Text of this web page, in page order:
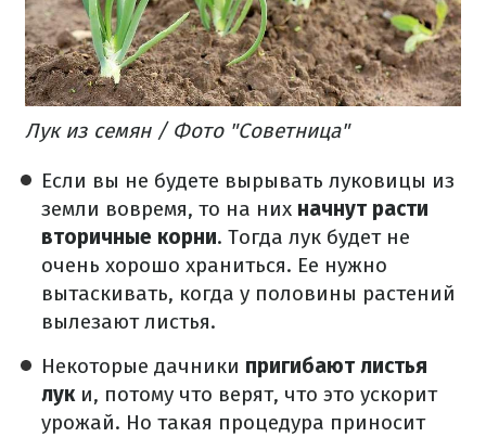
Лук из семян / Фото "Советница"
Если вы не будете вырывать луковицы из
земли вовремя, то на них начнут расти
вторичные корни. Тогда лук будет не
очень хорошо храниться. Ее нужно
вытаскивать, когда у половины растений
вылезают листья.
Некоторые дачники пригибают листья
луки, потому что верят, что это ускорит
урожай. Но такая процедура приносит